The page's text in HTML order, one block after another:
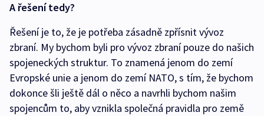
A řešení tedy?
Řešení je to, že je potřeba zásadně zpřísnit vývoz
zbraní. My bychom byli pro vývoz zbraní pouze do našich
spojeneckých struktur. To znamená jenom do zemí
Evropské unie a jenom do zemí NATO, s tím, že bychom
dokonce šli ještě dál o něco a navrhli bychom našim
spojencům to, aby vznikla společná pravidla pro země